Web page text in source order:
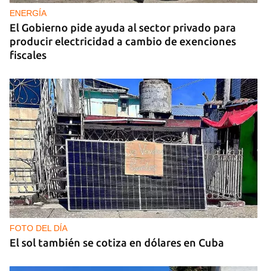
ENERGÍA
El Gobierno pide ayuda al sector privado para
producir electricidad a cambio de exenciones
fiscales
FOTO DEL DÍA
El sol también se cotiza en dólares en Cuba